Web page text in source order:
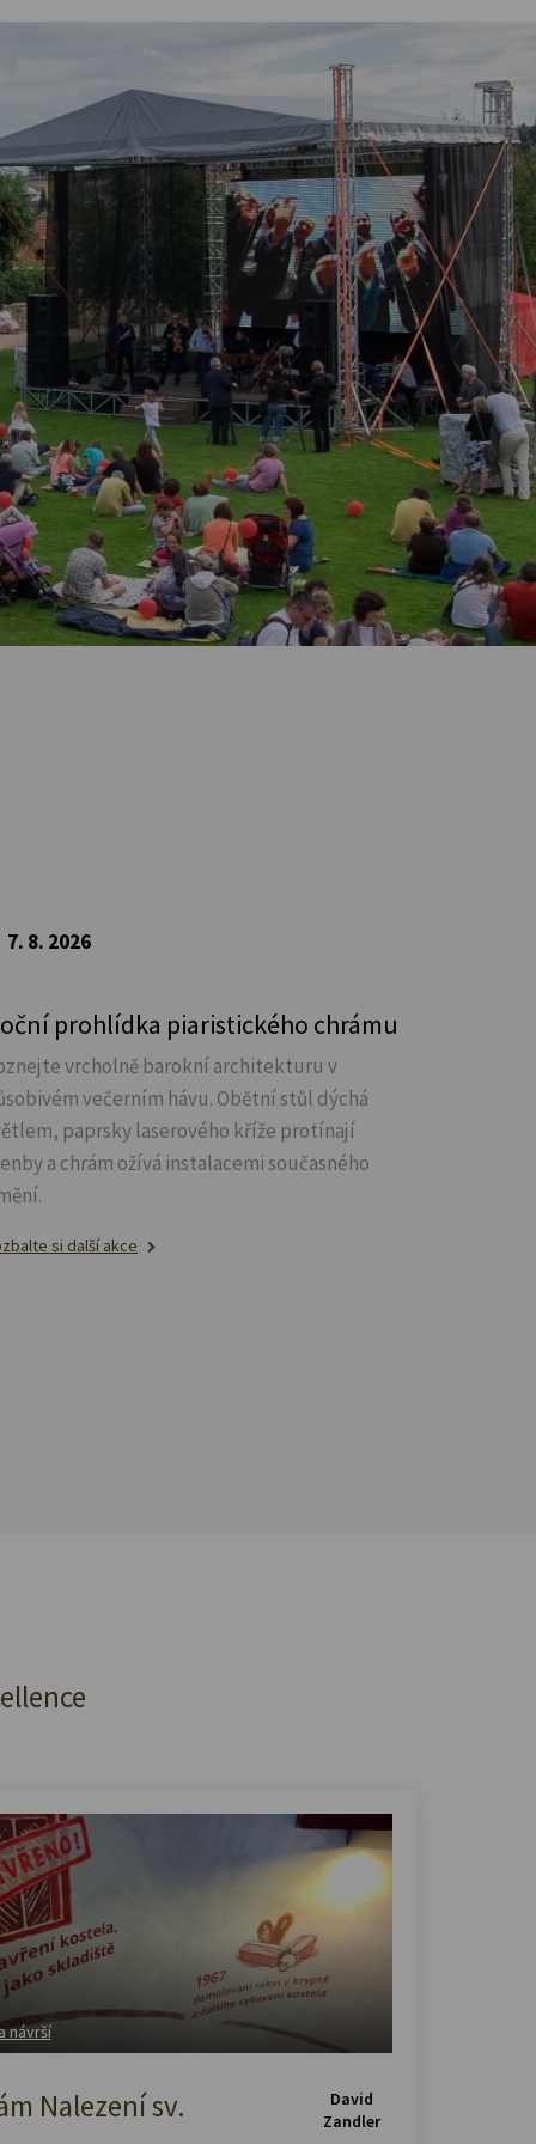
7. 8. 2026
prohlídka piaristického chrámu
vrcholně barokní architekturu v
večerním hávu. Obětní stůl dýchá
paprsky laserového kříže protínají
a chrám ožívá instalacemi současného
si další akce
návrší
Nalezení sv.
David
Zandler